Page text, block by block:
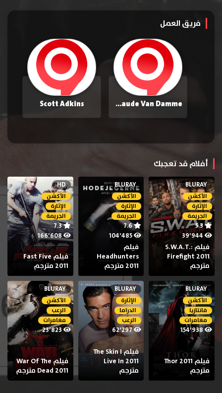
فريق العمل
Jean-Claude Van Damme
Scott Adkins
أفلام قد تعجبك
BLURAY
الأكشن
الإثارة
الجريمة
5.3
فيلم S.W.A.T.:
Firefight 2011
مترجم
BLURAY
الأكشن
الإثارة
الجريمة
7.6
104٬485
فيلم
Headhunters
2011 مترجم
HD
الأكشن
الإثارة
الجريمة
7.3
166٬608
فيلم Fast Five
2011 مترجم
BLURAY
الأكشن
فانتازيا
مغامرات
154٬938
فيلم Thor 2011
مترجم
BLURAY
الإثارة
الدراما
الرعب
62٬297
فيلم The Skin I
Live In 2011
مترجم
BLURAY
الأكشن
الرعب
مغامرات
فيلم War Of The
Dead 2011 مترجم